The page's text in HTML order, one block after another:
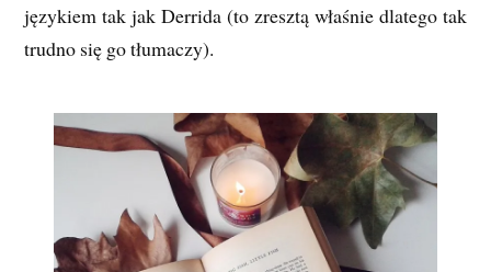
językiem tak jak Derrida (to zresztą właśnie dlatego tak
trudno się go tłumaczy).